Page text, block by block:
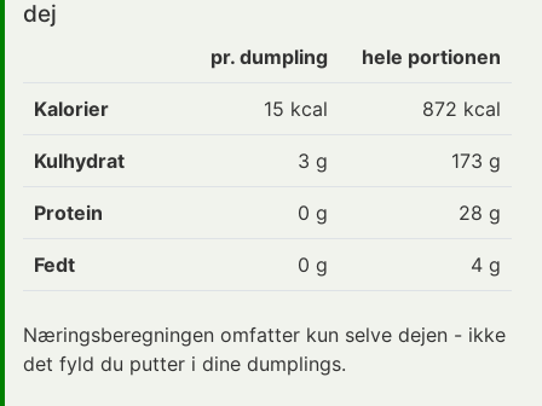
dej
pr. dumpling hele portionen
Kalorier 15 kcal 872 kcal
Kulhydrat 3 g 173 g
Protein 0 g 28 g
Fedt 0 g 4 g
Næringsberegningen omfatter kun selve dejen - ikke
det fyld du putter i dine dumplings.